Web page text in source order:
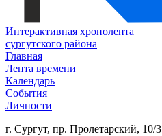
Интерактивная хронолента
сургутского района
Главная
Лента времени
Календарь
События
Личности
г. Сургут, пр. Пролетарский, 10/3